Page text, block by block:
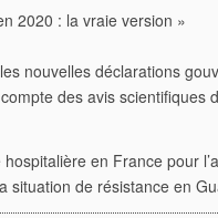
2020 : la vraie version »
nouvelles déclarations
des avis scientifiques
en France pour
situation de résistance en